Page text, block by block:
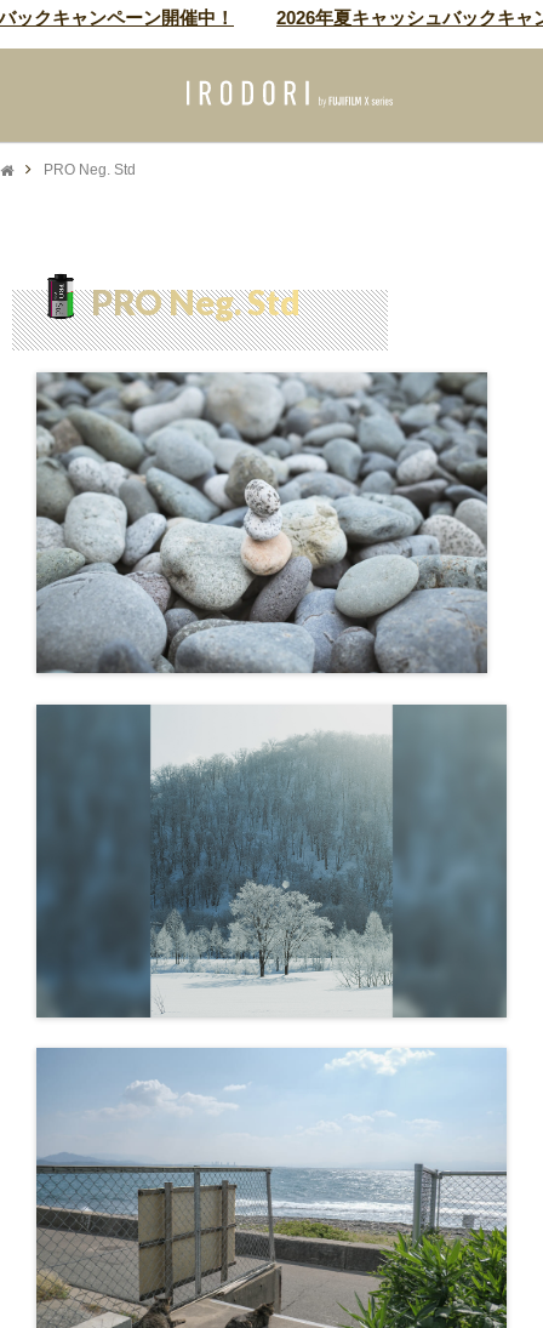
キャンペーン開催中！ 2026年夏キャッシュバックキャンペ
PRO Neg. Std
PRO Neg. Std